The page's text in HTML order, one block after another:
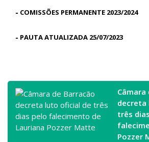
- COMISSÕES PERMANENTE 2023/2024
- PAUTA ATUALIZADA 25/07/2023
Câmara
decreta
três
Pozzer